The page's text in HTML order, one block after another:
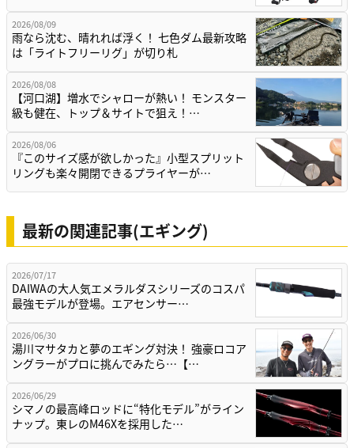
2026/08/09
雨なら沈む、晴れれば浮く！ 七色ダム最新攻略
は「ライトフリーリグ」が切り札
2026/08/08
【河口湖】増水でシャローが熱い！ モンスター
級も健在、トップ＆サイトで狙え！…
2026/08/06
『このサイズ感が欲しかった』小型スプリット
リングも楽々開閉できるプライヤーが…
最新の関連記事(エギング)
2026/07/17
DAIWAの大人気エメラルダスシリーズのコスパ
最強モデルが登場。エアセンサー…
2026/06/30
湯川マサタカと夢のエギング対決！ 強豪ロコア
ングラーがプロに挑んでみたら…【…
2026/06/29
シマノの最高峰ロッドに“特化モデル”がライン
ナップ。東レのM46Xを採用した…